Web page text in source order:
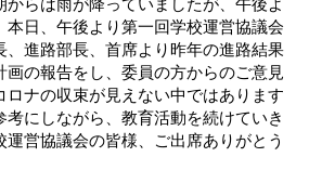
本日、午後より第一回学校運営協議会
、進路部長、首席より昨年の進路結果
画の報告をし、委員の方からのご意見
ロナの収束が見えない中ではあります
考にしながら、教育活動を続けていき
運営協議会の皆様、ご出席ありがとう